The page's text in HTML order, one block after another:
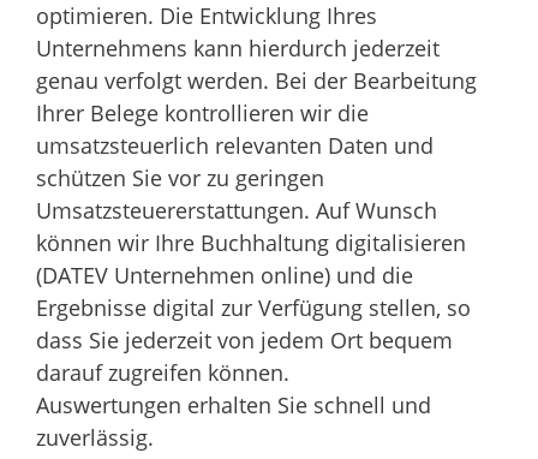
optimieren. Die Entwicklung Ihres
Unternehmens kann hierdurch jederzeit
genau verfolgt werden. Bei der Bearbeitung
Ihrer Belege kontrollieren wir die
umsatzsteuerlich relevanten Daten und
schützen Sie vor zu geringen
Umsatzsteuererstattungen. Auf Wunsch
können wir Ihre Buchhaltung digitalisieren
(DATEV Unternehmen online) und die
Ergebnisse digital zur Verfügung stellen, so
dass Sie jederzeit von jedem Ort bequem
darauf zugreifen können.
Auswertungen erhalten Sie schnell und
zuverlässig.